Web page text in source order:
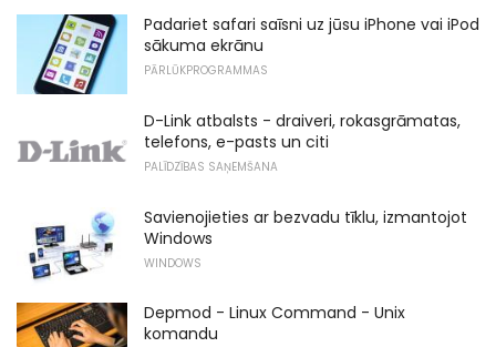
Padariet safari saīsni uz jūsu iPhone vai iPod
sākuma ekrānu
PĀRLŪKPROGRAMMAS
D-Link atbalsts - draiveri, rokasgrāmatas,
telefons, e-pasts un citi
PALĪDZĪBAS SAŅEMŠANA
Savienojieties ar bezvadu tīklu, izmantojot
Windows
WINDOWS
Depmod - Linux Command - Unix
komandu